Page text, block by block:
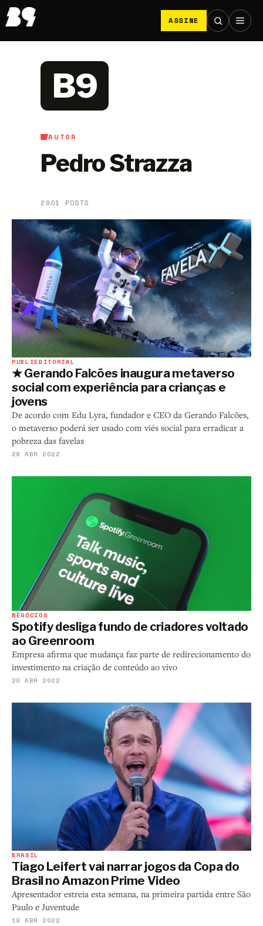
ASSINE
AUTOR
Pedro Strazza
2901 POSTS
B9
PUBLIEDITORIAL
★ Gerando Falcões inaugura metaverso
social com experiência para crianças e
jovens
De acordo com Edu Lyra, fundador e CEO da Gerando Falcões,
o metaverso poderá ser usado com viés social para erradicar a
pobreza das favelas
28 ABR 2022
NEGÓCIOS
Spotify desliga fundo de criadores voltado
ao Greenroom
Empresa afirma que mudança faz parte de redirecionamento do
investimento na criação de conteúdo ao vivo
20 ABR 2022
BRASIL
Tiago Leifert vai narrar jogos da Copa do
Brasil no Amazon Prime Video
Apresentador estreia esta semana, na primeira partida entre São
Paulo e Juventude
19 ABR 2022